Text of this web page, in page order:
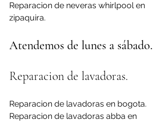
Reparacion de neveras whirlpool en
zipaquira.
Atendemos de lunes a sábado.
Reparacion de lavadoras.
Reparacion de lavadoras en bogota.
Reparacion de lavadoras abba en